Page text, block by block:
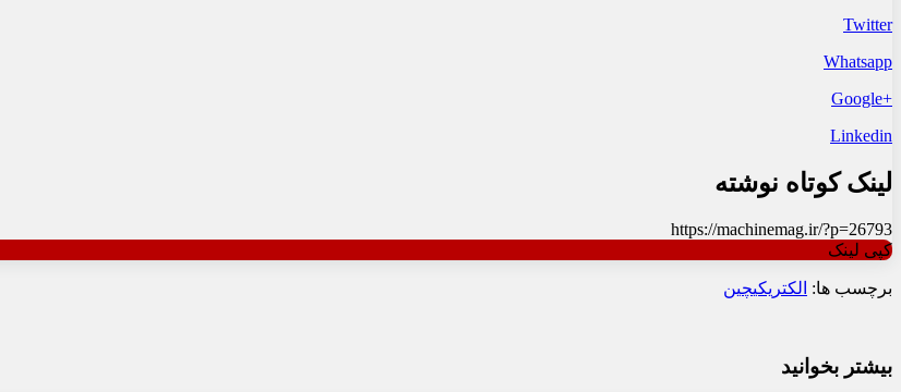
Twitter
Whatsapp
+Google
Linkedin
لینک کوتاه نوشته
https://machinemag.ir/?p=26793
کپی لینک
برچسب ها: الکتریکیچین
بیشتر بخوانید